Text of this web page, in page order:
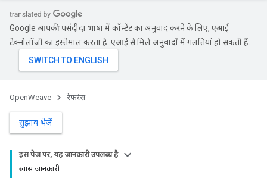
Google आपकी पसंदीदा भाषा में कॉन्टेंट का अनुवाद करने के लिए, एआई
टेक्नोलॉजी का इस्तेमाल करता है. एआई से मिले अनुवादों में गलतियां हो सकती हैं.
OpenWeave रेफ़रंस
सुझाव भेजें
इस पेज पर, यह जानकारी उपलब्ध है
खास जानकारी